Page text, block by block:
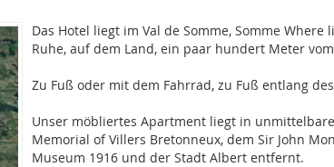
Das Hotel liegt im Val de Somme, Somme
Ruhe, auf dem Land, ein paar hundert Meter
Zu Fuß oder mit dem Fahrrad, zu Fuß entlang
Unser möbliertes Apartment liegt in
Memorial of Villers Bretonneux, dem Sir John
Museum 1916 und der Stadt Albert entfernt.